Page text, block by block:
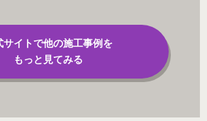
サイトで他の施工事例を
もっと見てみる